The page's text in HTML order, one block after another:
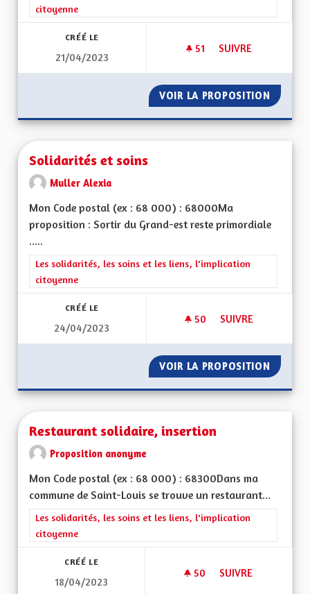
citoyenne
CRÉÉ LE
21/04/2023
51 51 ABONNÉS
SUIVRE
VOIR LA PROPOSITION
Solidarités et soins
Muller Alexia
Mon Code postal (ex : 68 000) : 68000Ma
proposition : Sortir du Grand-est reste primordiale
.....
Filtrer les résultats de la catégorie : Les solidarités, les soins
Les solidarités, les soins et les liens, l'implication
citoyenne
CRÉÉ LE
24/04/2023
50 50 ABONNÉS
SUIVRE
VOIR LA PROPOSITION
Restaurant solidaire, insertion
Proposition anonyme
Mon Code postal (ex : 68 000) : 68300Dans ma
commune de Saint-Louis se trouve un restaurant...
Filtrer les résultats de la catégorie : Les solidarités, les soins
Les solidarités, les soins et les liens, l'implication
citoyenne
CRÉÉ LE
18/04/2023
50 50 ABONNÉS
SUIVRE